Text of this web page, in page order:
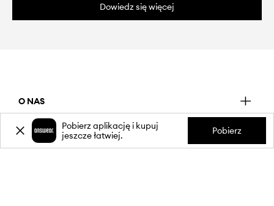
Dowiedz się więcej
O NAS
INFORMACJE
Pobierz aplikację i kupuj
jeszcze łatwiej.
Pobierz